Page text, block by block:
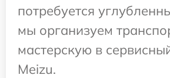
потребуется
мы организуем
мастерскую в
Meizu.